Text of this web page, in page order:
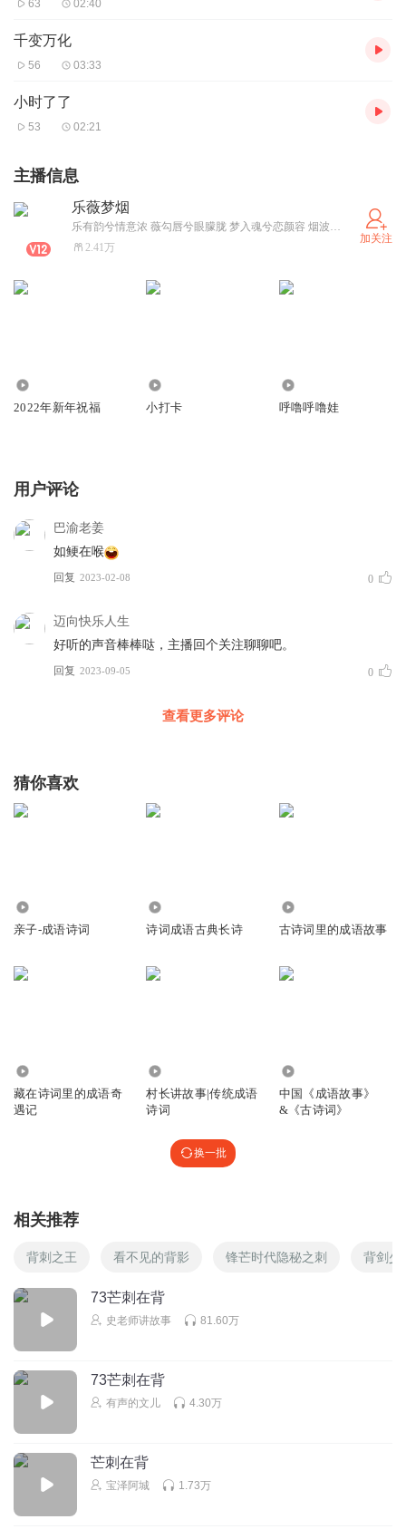
63 02:40
千变万化
56 03:33
小时了了
53 02:21
主播信息
乐薇梦烟
乐有韵兮情意浓 薇勾唇兮眼朦胧 梦入魂兮恋颜容 烟波渺兮神悠悠 流光绽放的年华，也总会在磨练后做本质的还原。且以初心，存一米阳光与心底，不迎合，不将就，活成自己喜欢的模样
2.41万
加关注
2022年新年祝福 小打卡 呼噜呼噜娃
用户评论
巴渝老姜
如鲠在喉
回复 2023-02-08 0
迈向快乐人生
好听的声音棒棒哒，主播回个关注聊聊吧。
回复 2023-09-05 0
查看更多评论
猜你喜欢
亲子-成语诗词 诗词成语古典长诗 古诗词里的成语故事
藏在诗词里的成语奇
遇记
村长讲故事|传统成语
诗词
中国《成语故事》
&《古诗词》
换一批
相关推荐
背刺之王 看不见的背影 锋芒时代隐秘之刺 背剑少
73芒刺在背
史老师讲故事 81.60万
73芒刺在背
有声的文儿 4.30万
芒刺在背
宝泽阿城 1.73万